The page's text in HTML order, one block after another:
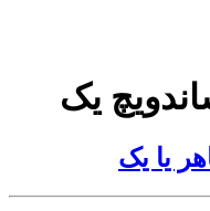
یا یک